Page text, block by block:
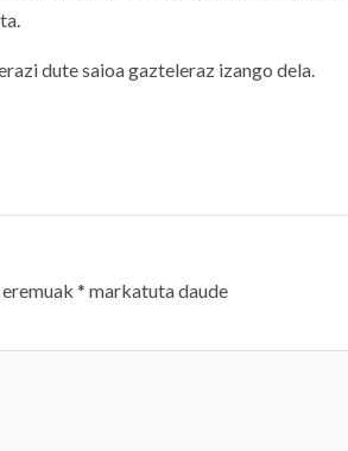
dute saioa gazteleraz izango dela.
* markatuta daude